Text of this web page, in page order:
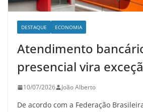
DESTAQUE ECONOMIA
Atendimento
presencial vira
10/07/2026 João Alberto
De acordo com a Federação